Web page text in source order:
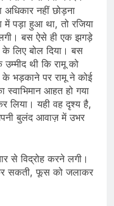
नहीं छोड़ना
में पड़ा हुआ था, तो रजिया
बस ऐसे ही एक झगड़े
लिए बोल दिया। बस
थी कि रामू को
के भड़काने पर रामू ने कोई
स्वाभिमान आहत हो गया
यही वह दृश्य है,
बुलंद आवाज़ में उभर
से विद्रोह करने लगी।
सकती, फूस को जलाकर